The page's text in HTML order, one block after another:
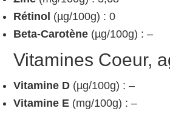
Rétinol (µg/100g) : 0
Beta-Carotène (µg/100g) : –
Vitamines Coeur,
Vitamine D (µg/100g) : –
Vitamine E (mg/100g) : –